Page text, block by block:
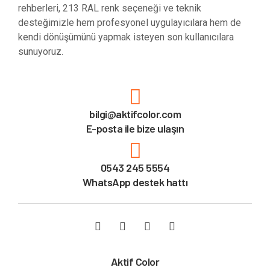
rehberleri, 213 RAL renk seçeneği ve teknik
desteğimizle hem profesyonel uygulayıcılara hem de
kendi dönüşümünü yapmak isteyen son kullanıcılara
sunuyoruz.
bilgi@aktifcolor.com
E-posta ile bize ulaşın
0543 245 5554
WhatsApp destek hattı
Aktif Color